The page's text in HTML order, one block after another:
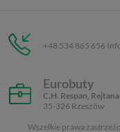
+48 534 865 656
Eurobuty
C.H. Respan,
35-326 Rzeszów
Wszelkie prawa